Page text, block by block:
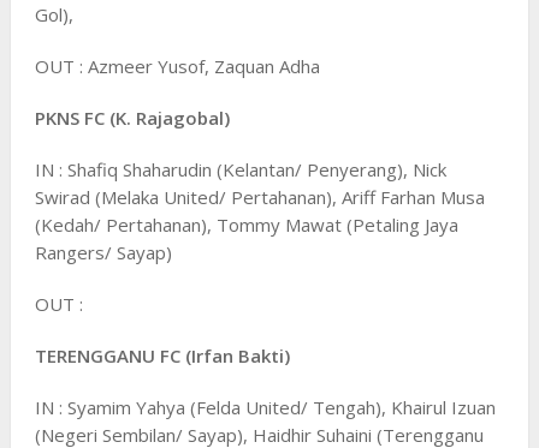
Gol),
OUT : Azmeer Yusof, Zaquan Adha
PKNS FC (K. Rajagobal)
IN : Shafiq Shaharudin (Kelantan/ Penyerang), Nick
Swirad (Melaka United/ Pertahanan), Ariff Farhan Musa
(Kedah/ Pertahanan), Tommy Mawat (Petaling Jaya
Rangers/ Sayap)
OUT :
TERENGGANU FC (Irfan Bakti)
IN : Syamim Yahya (Felda United/ Tengah), Khairul Izuan
(Negeri Sembilan/ Sayap), Haidhir Suhaini (Terengganu